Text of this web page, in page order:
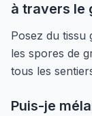
à travers le
Posez du tissu
les spores de
tous les
Puis-je